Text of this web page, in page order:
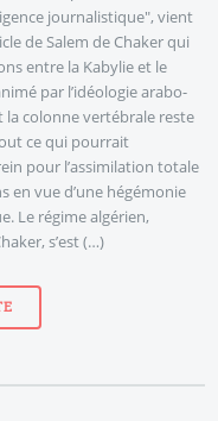
journalistique", vient
de Salem de Chaker qui
entre la Kabylie et le
par l’idéologie arabo-
colonne vertébrale reste
ce qui pourrait
pour l’assimilation totale
en vue d’une hégémonie
Le régime algérien,
s’est (…)